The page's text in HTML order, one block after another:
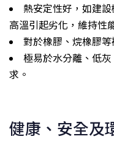
熱安定性好，如建
高溫引起劣化，維持性
對於橡膠、烷橡膠
極易於水分離、低
求。
健康、安全及